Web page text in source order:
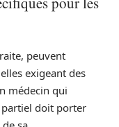
peuvent
exigeant des
médecin qui
partiel doit porter